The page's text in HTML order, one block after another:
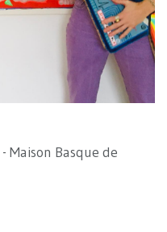
- Maison Basque de